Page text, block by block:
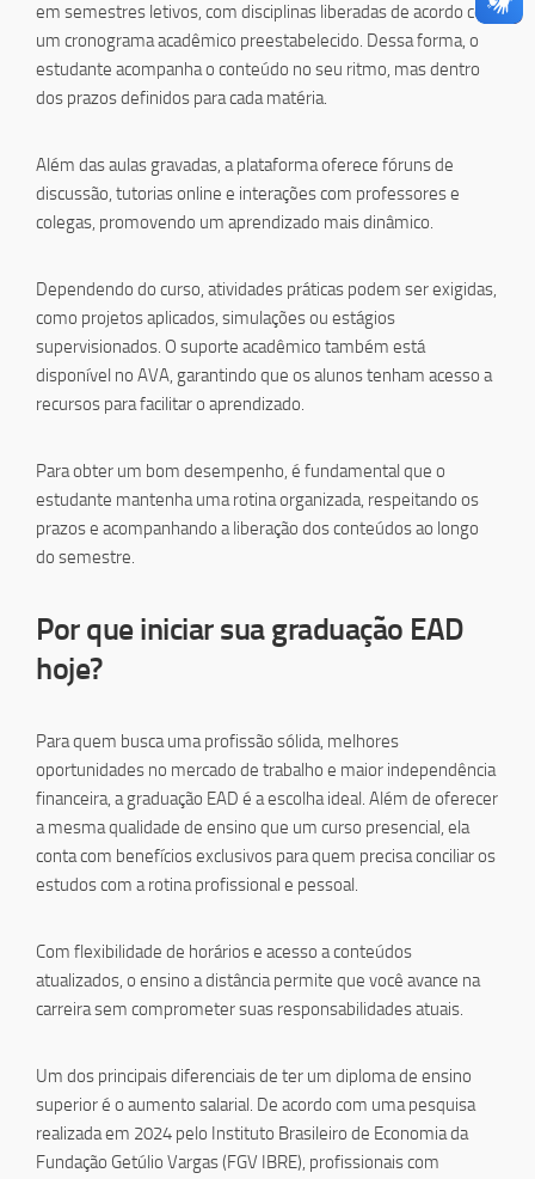
em semestres letivos, com disciplinas liberadas de acordo com
um cronograma acadêmico preestabelecido. Dessa forma, o
estudante acompanha o conteúdo no seu ritmo, mas dentro
dos prazos definidos para cada matéria.
Além das aulas gravadas, a plataforma oferece fóruns de
discussão, tutorias online e interações com professores e
colegas, promovendo um aprendizado mais dinâmico.
Dependendo do curso, atividades práticas podem ser exigidas,
como projetos aplicados, simulações ou estágios
supervisionados. O suporte acadêmico também está
disponível no AVA, garantindo que os alunos tenham acesso a
recursos para facilitar o aprendizado.
Para obter um bom desempenho, é fundamental que o
estudante mantenha uma rotina organizada, respeitando os
prazos e acompanhando a liberação dos conteúdos ao longo
do semestre.
Por que iniciar sua graduação EAD
hoje?
Para quem busca uma profissão sólida, melhores
oportunidades no mercado de trabalho e maior independência
financeira, a graduação EAD é a escolha ideal. Além de oferecer
a mesma qualidade de ensino que um curso presencial, ela
conta com benefícios exclusivos para quem precisa conciliar os
estudos com a rotina profissional e pessoal.
Com flexibilidade de horários e acesso a conteúdos
atualizados, o ensino a distância permite que você avance na
carreira sem comprometer suas responsabilidades atuais.
Um dos principais diferenciais de ter um diploma de ensino
superior é o aumento salarial. De acordo com uma pesquisa
realizada em 2024 pelo Instituto Brasileiro de Economia da
Fundação Getúlio Vargas (FGV IBRE), profissionais com